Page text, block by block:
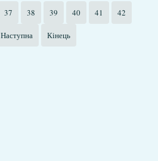
37 38 39 40 41 42
Наступна Кінець